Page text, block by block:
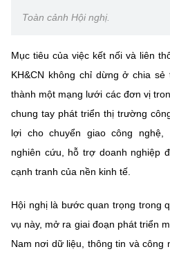
Toàn cảnh Hội nghị.
Mục tiêu của việc kết nối và liên
KH&CN không chỉ dừng ở chia
thành một mạng lưới các đơn vị
chung tay phát triển thị trường
lợi cho chuyển giao công
nghiên cứu, hỗ trợ doanh nghiệp
cạnh tranh của nền kinh tế.
Hội nghị là bước quan trọng trong
vụ này, mở ra giai đoạn phát triển
Nam nơi dữ liệu, thông tin và công